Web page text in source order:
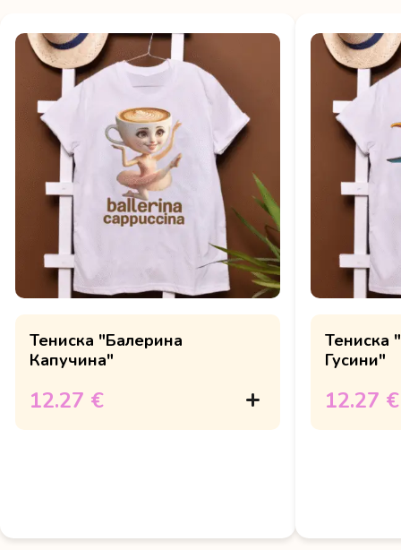
Тениска "Балерина
Капучина"
12.27 €
Тениска
Гусини"
12.27 €